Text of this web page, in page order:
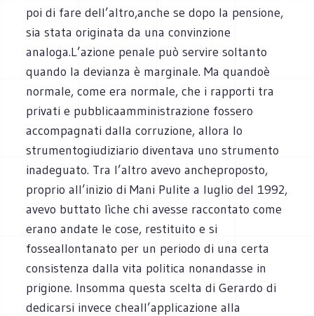
poi di fare dell’altro,anche se dopo la pensione,
sia stata originata da una convinzione
analoga.L’azione penale può servire soltanto
quando la devianza è marginale. Ma quandoè
normale, come era normale, che i rapporti tra
privati e pubblicaamministrazione fossero
accompagnati dalla corruzione, allora lo
strumentogiudiziario diventava uno strumento
inadeguato. Tra l’altro avevo ancheproposto,
proprio all’inizio di Mani Pulite a luglio del 1992,
avevo buttato lìche chi avesse raccontato come
erano andate le cose, restituito e si
fosseallontanato per un periodo di una certa
consistenza dalla vita politica nonandasse in
prigione. Insomma questa scelta di Gerardo di
dedicarsi invece cheall’applicazione alla